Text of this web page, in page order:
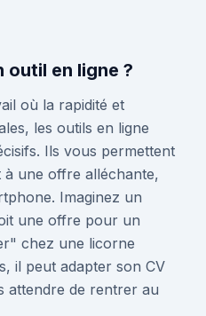
outil en ligne ?
où la rapidité et
les outils en ligne
Ils vous permettent
à une offre alléchante,
Imaginez un
une offre pour un
chez une licorne
il peut adapter son CV
attendre de rentrer au